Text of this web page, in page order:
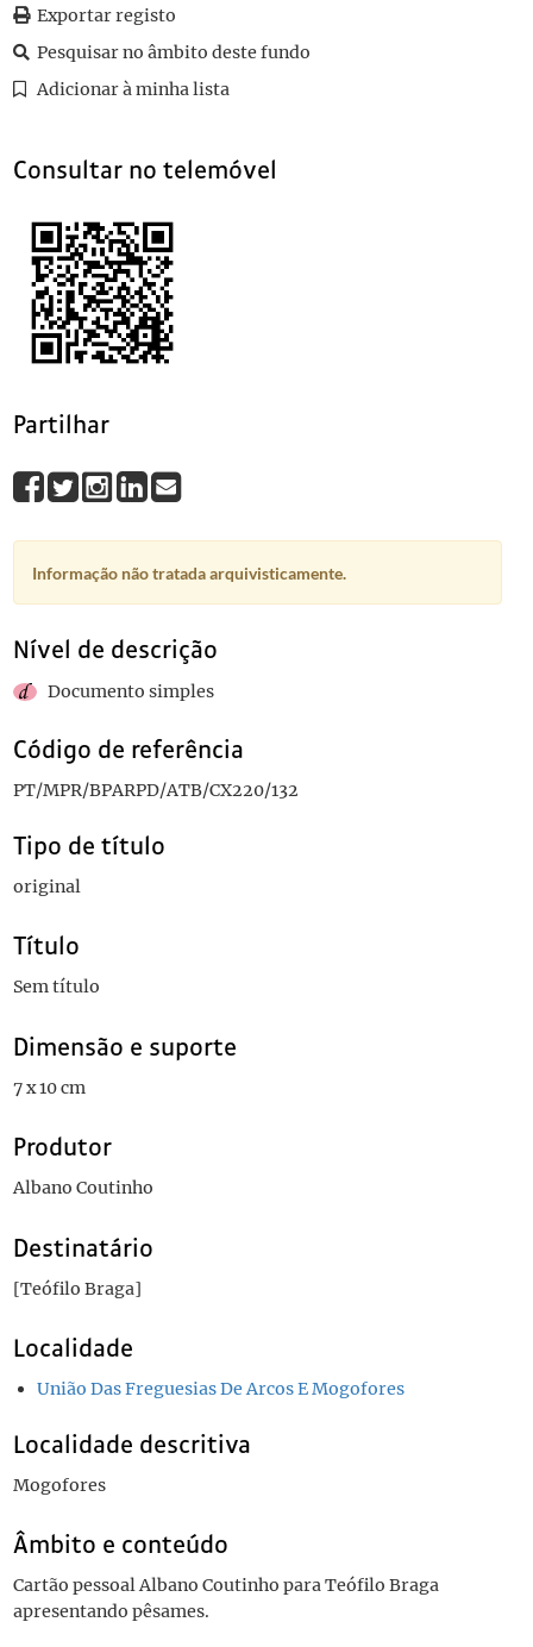
134
Sem título
136
137 Sem título 1911-09-16
Exportar registo
Pesquisar no âmbito deste fundo
Adicionar à minha lista
Consultar no telemóvel
Partilhar
Informação não tratada arquivisticamente.
Nível de descrição
Documento simples
Código de referência
PT/MPR/BPARPD/ATB/CX220/132
Tipo de título
original
Título
Sem título
Dimensão e suporte
7 x 10 cm
Produtor
Albano Coutinho
Destinatário
[Teófilo Braga]
Localidade
União Das Freguesias De Arcos E Mogofores
Localidade descritiva
Mogofores
Âmbito e conteúdo
Cartão pessoal Albano Coutinho para Teófilo Braga
apresentando pêsames.